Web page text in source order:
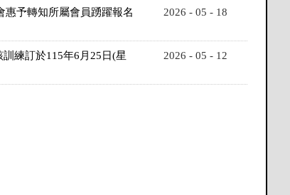
惠予轉知所屬會員踴躍報名
2026 - 05 - 18
練訂於115年6月25日(星
2026 - 05 - 12